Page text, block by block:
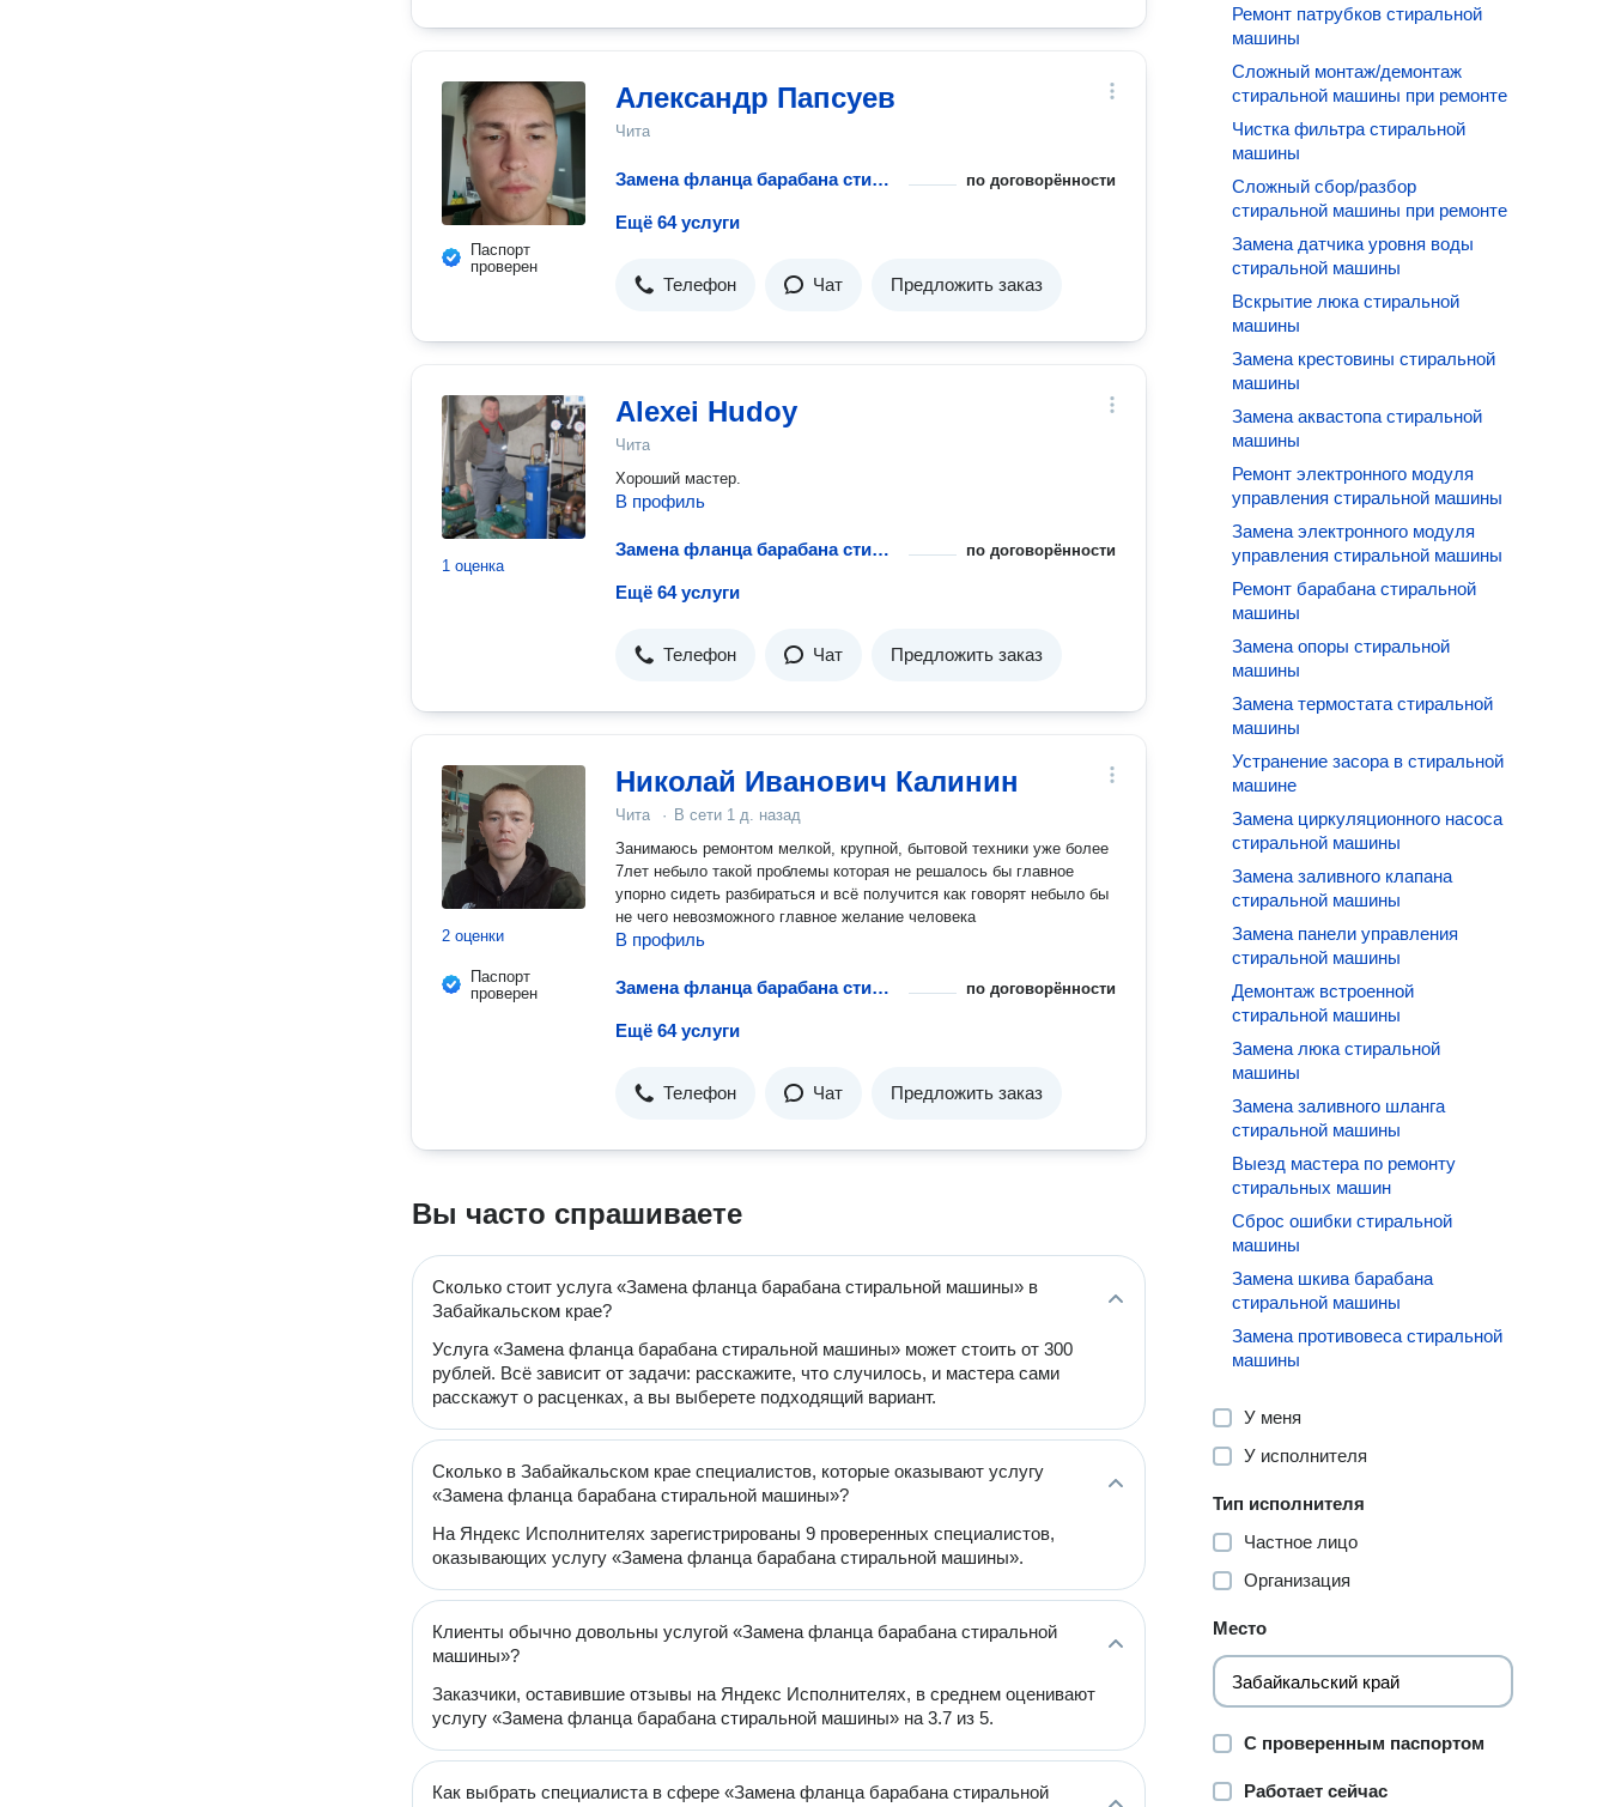
Паспорт
проверен
Александр Папсуев
Чита
Замена фланца барабана стиральной машины по договорённости
Ещё 64 услуги
Телефон Чат Предложить заказ
1 оценка
Alexei Hudoy
Чита
Хороший мастер.
В профиль
Замена фланца барабана стиральной машины по договорённости
Ещё 64 услуги
Телефон Чат Предложить заказ
2 оценки
Паспорт
проверен
Николай Иванович Калинин
Чита · В сети 1 д. назад
Занимаюсь ремонтом мелкой, крупной, бытовой техники уже более
7лет небыло такой проблемы которая не решалось бы главное
упорно сидеть разбираться и всё получится как говорят небыло бы
не чего невозможного главное желание человека
В профиль
Замена фланца барабана стиральной машины по договорённости
Ещё 64 услуги
Телефон Чат Предложить заказ
Вы часто спрашиваете
Сколько стоит услуга «Замена фланца барабана стиральной машины» в
Забайкальском крае?
Услуга «Замена фланца барабана стиральной машины» может стоить от 300
рублей. Всё зависит от задачи: расскажите, что случилось, и мастера сами
расскажут о расценках, а вы выберете подходящий вариант.
Сколько в Забайкальском крае специалистов, которые оказывают услугу
«Замена фланца барабана стиральной машины»?
На Яндекс Исполнителях зарегистрированы 9 проверенных специалистов,
оказывающих услугу «Замена фланца барабана стиральной машины».
Клиенты обычно довольны услугой «Замена фланца барабана стиральной
машины»?
Заказчики, оставившие отзывы на Яндекс Исполнителях, в среднем оценивают
услугу «Замена фланца барабана стиральной машины» на 3.7 из 5.
Как выбрать специалиста в сфере «Замена фланца барабана стиральной
Ремонт патрубков стиральной
машины
Сложный монтаж/демонтаж
стиральной машины при ремонте
Чистка фильтра стиральной
машины
Сложный сбор/разбор
стиральной машины при ремонте
Замена датчика уровня воды
стиральной машины
Вскрытие люка стиральной
машины
Замена крестовины стиральной
машины
Замена аквастопа стиральной
машины
Ремонт электронного модуля
управления стиральной машины
Замена электронного модуля
управления стиральной машины
Ремонт барабана стиральной
машины
Замена опоры стиральной
машины
Замена термостата стиральной
машины
Устранение засора в стиральной
машине
Замена циркуляционного насоса
стиральной машины
Замена заливного клапана
стиральной машины
Замена панели управления
стиральной машины
Демонтаж встроенной
стиральной машины
Замена люка стиральной
машины
Замена заливного шланга
стиральной машины
Выезд мастера по ремонту
стиральных машин
Сброс ошибки стиральной
машины
Замена шкива барабана
стиральной машины
Замена противовеса стиральной
машины
У меня
У исполнителя
Тип исполнителя
Частное лицо
Организация
Место
С проверенным паспортом
Работает сейчас